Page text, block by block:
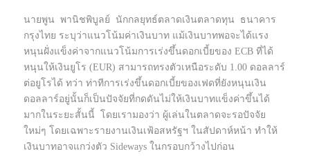
นายพูน พานิชพิบูลย์ นักกลยุทธ์ตลาดเงินตลาดทุน ธนาคาร
กรุงไทย ระบุว่าแนวโน้มค่าเงินบาท แม้เงินบาทพอจะได้แรง
หนุนฝั่งแข็งค่าจากแนวโน้มการเร่งขึ้นดอกเบี้ยของ ECB ที่ได้
หนุนให้เงินยูโร (EUR) สามารถทรงตัวเหนือระดับ 1.00 ดอลลาร์
ต่อยูโรได้ ทว่า ท่าทีการเร่งขึ้นดอกเบี้ยของเฟดที่ยังหนุนเงิน
ดอลลาร์อยู่นั้นก็เป็นปัจจัยที่กดดันไม่ให้เงินบาทแข็งค่าขึ้นได้
มากในระยะสั้นนี้ โดยเรามองว่า ผู้เล่นในตลาดจะรอปัจจัย
ใหม่ๆ โดยเฉพาะรายงานเงินเฟ้อสหรัฐฯ ในสัปดาห์หน้า ทำให้
เงินบาทอาจแกว่งตัว Sideways ในกรอบกว้างไปก่อน